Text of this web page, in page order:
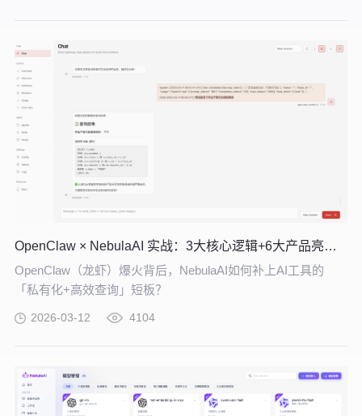
OpenClaw × NebulaAI 实战：3大核心逻辑+6大产品亮点，企业 AI 提效必看
OpenClaw（龙虾）爆火背后，NebulaAI如何补上AI工具的
「私有化+高效查询」短板？
2026-03-12 4104